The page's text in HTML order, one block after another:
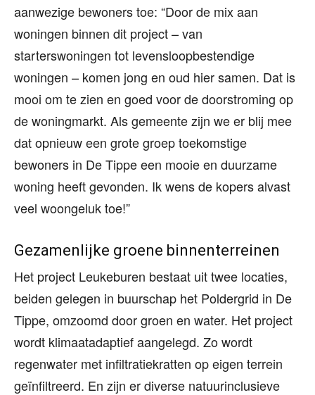
aanwezige bewoners toe: “Door de mix aan
woningen binnen dit project – van
starterswoningen tot levensloopbestendige
woningen – komen jong en oud hier samen. Dat is
mooi om te zien en goed voor de doorstroming op
de woningmarkt. Als gemeente zijn we er blij mee
dat opnieuw een grote groep toekomstige
bewoners in De Tippe een mooie en duurzame
woning heeft gevonden. Ik wens de kopers alvast
veel woongeluk toe!”
Gezamenlijke groene binnenterreinen
Het project Leukeburen bestaat uit twee locaties,
beiden gelegen in buurschap het Poldergrid in De
Tippe, omzoomd door groen en water. Het project
wordt klimaatadaptief aangelegd. Zo wordt
regenwater met infiltratiekratten op eigen terrein
geïnfiltreerd. En zijn er diverse natuurinclusieve